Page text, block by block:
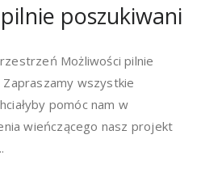
poszukiwani
Możliwości pilnie
wszystkie
pomóc nam w
wieńczącego nasz projekt